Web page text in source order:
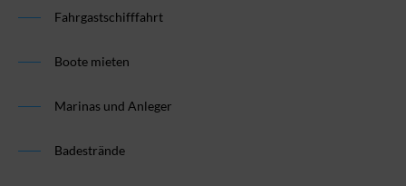
Fahrgastschifffahrt
Boote mieten
Marinas und Anleger
Badestrände